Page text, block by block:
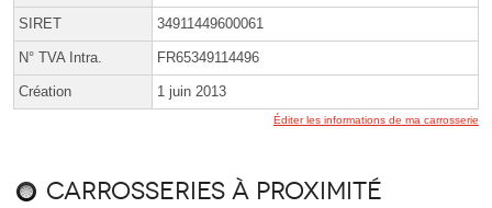
SIRET 34911449600061
N° TVA Intra. FR65349114496
Création 1 juin 2013
Éditer les informations de ma carrosserie
Carrosseries à proximité